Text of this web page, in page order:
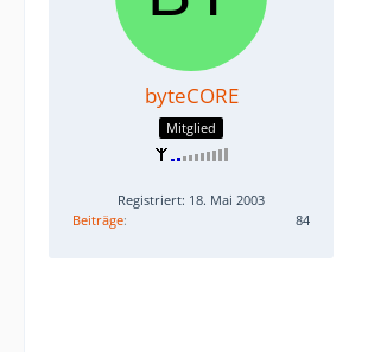
byteCORE
Mitglied
Registriert: 18. Mai 2003
Beiträge
84